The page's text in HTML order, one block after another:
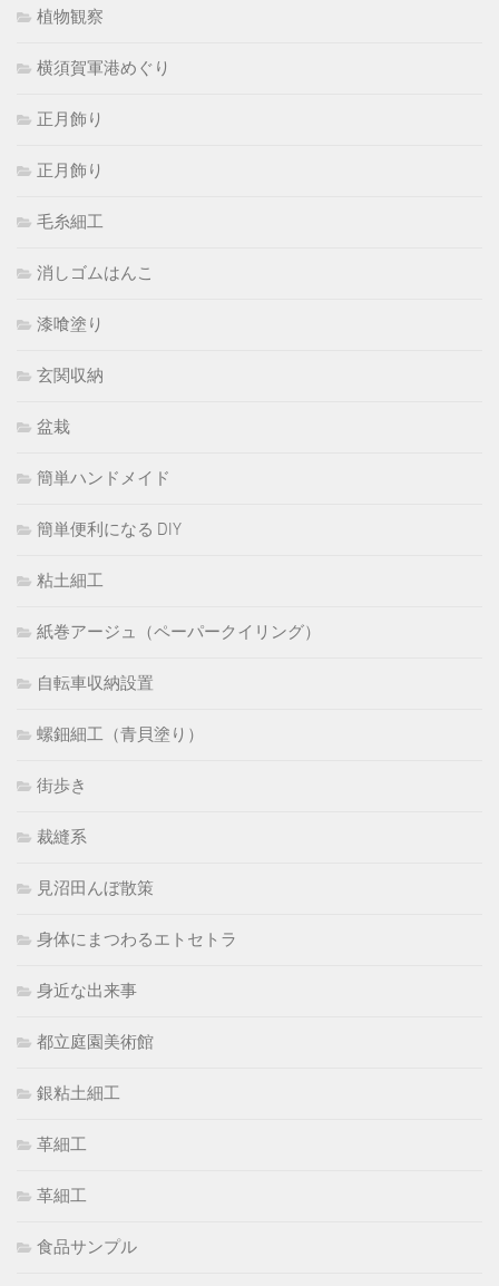
植物観察
横須賀軍港めぐり
正月飾り
正月飾り
毛糸細工
消しゴムはんこ
漆喰塗り
玄関収納
盆栽
簡単ハンドメイド
簡単便利になる DIY
粘土細工
紙巻アージュ（ペーパークイリング）
自転車収納設置
螺鈿細工（青貝塗り）
街歩き
裁縫系
見沼田んぼ散策
身体にまつわるエトセトラ
身近な出来事
都立庭園美術館
銀粘土細工
革細工
革細工
食品サンプル